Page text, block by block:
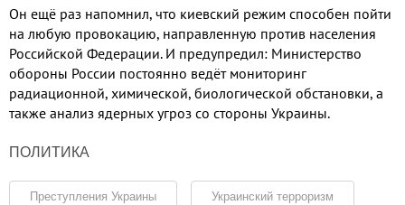
Он ещё раз напомнил, что киевский режим способен пойти
на любую провокацию, направленную против населения
Российской Федерации. И предупредил: Министерство
обороны России постоянно ведёт мониторинг
радиационной, химической, биологической обстановки, а
также анализ ядерных угроз со стороны Украины.
ПОЛИТИКА
Преступления Украины Украинский терроризм